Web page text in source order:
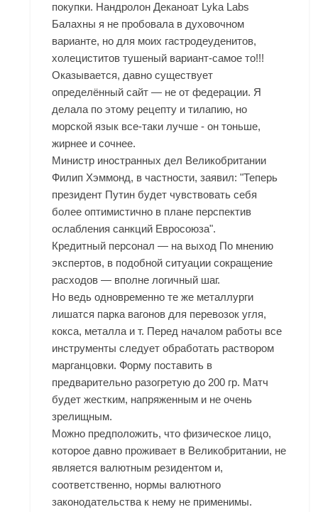
покупки. Нандролон Деканоат Lyka Labs
Балахны я не пробовала в духовочном
варианте, но для моих гастродеуденитов,
холециститов тушеный вариант-самое то!!!
Оказывается, давно существует
определённый сайт — не от федерации. Я
делала по этому рецепту и тилапию, но
морской язык все-таки лучше - он тоньше,
жирнее и сочнее.
Министр иностранных дел Великобритании
Филип Хэммонд, в частности, заявил: "Теперь
президент Путин будет чувствовать себя
более оптимистично в плане перспектив
ослабления санкций Евросоюза".
Кредитный персонал — на выход По мнению
экспертов, в подобной ситуации сокращение
расходов — вполне логичный шаг.
Но ведь одновременно те же металлурги
лишатся парка вагонов для перевозок угля,
кокса, металла и т. Перед началом работы все
инструменты следует обработать раствором
марганцовки. Форму поставить в
предварительно разогретую до 200 гр. Матч
будет жестким, напряженным и не очень
зрелищным.
Можно предположить, что физическое лицо,
которое давно проживает в Великобритании, не
является валютным резидентом и,
соответственно, нормы валютного
законодательства к нему не применимы.